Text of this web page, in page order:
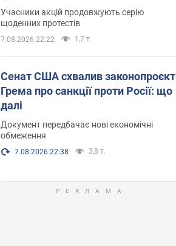
картонками. Фото і відео
Учасники акцій продовжують серію
щоденних протестів
7.08.2026 22:22 1,7 т.
Сенат США схвалив законопроєкт
Грема про санкції проти Росії: що
далі
Документ передбачає нові економічні
обмеження
7.08.2026 22:38 3,8 т.